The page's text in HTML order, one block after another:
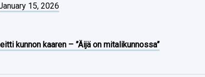
15, 2026
kunnon kaaren – ”Äijä on mitalikunnossa”